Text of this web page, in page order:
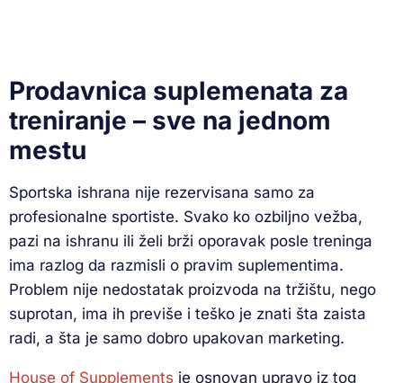
Prodavnica suplemenata za
treniranje – sve na jednom
mestu
Sportska ishrana nije rezervisana samo za
profesionalne sportiste. Svako ko ozbiljno vežba,
pazi na ishranu ili želi brži oporavak posle treninga
ima razlog da razmisli o pravim suplementima.
Problem nije nedostatak proizvoda na tržištu, nego
suprotan, ima ih previše i teško je znati šta zaista
radi, a šta je samo dobro upakovan marketing.
House of Supplements je osnovan upravo iz tog